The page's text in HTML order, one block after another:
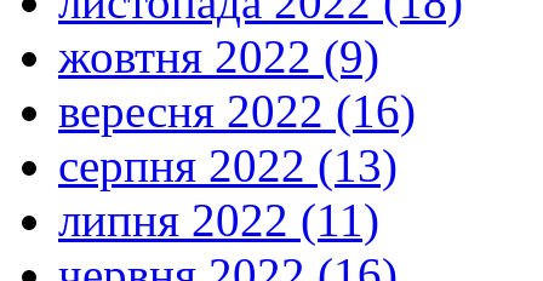
жовтня 2022 (9)
вересня 2022 (16)
серпня 2022 (13)
липня 2022 (11)